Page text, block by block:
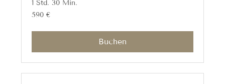
1 Std. 30 Min.
590
Euro
590 €
Buchen